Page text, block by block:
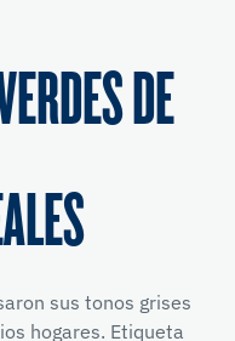
DE
sus tonos grises
hogares. Etiqueta